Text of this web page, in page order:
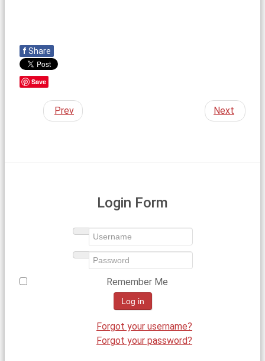
f Share
Save
Prev Next
Login Form
Username
Password
Remember Me
Log in
Forgot your username?
Forgot your password?